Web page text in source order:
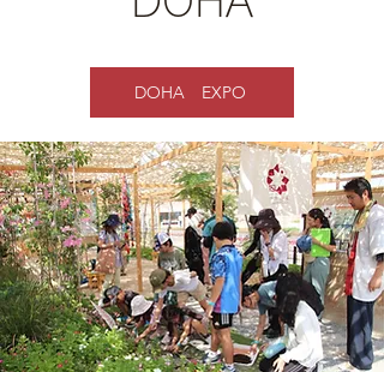
DOHA EXPO